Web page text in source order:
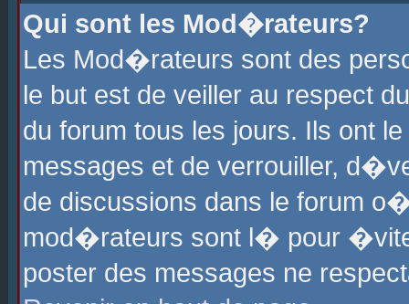
Qui sont les Mod�rateurs?
Les Mod�rateurs sont des
le but est de veiller au respect
du forum tous les jours. Ils ont
messages et de verrouiller,
de discussions dans le forum
mod�rateurs sont l� pour
poster des messages ne